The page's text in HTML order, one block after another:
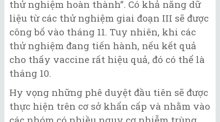
thử nghiệm hoàn thành”. Có khả năng dữ
liệu từ các thử nghiệm giai đoạn III sẽ được
công bố vào tháng 11. Tuy nhiên, khi các
thử nghiệm đang tiến hành, nếu kết quả
cho thấy vaccine rất hiệu quả, đó có thể là
tháng 10.
Hy vọng những phê duyệt đầu tiên sẽ được
thực hiện trên cơ sở khẩn cấp và nhằm vào